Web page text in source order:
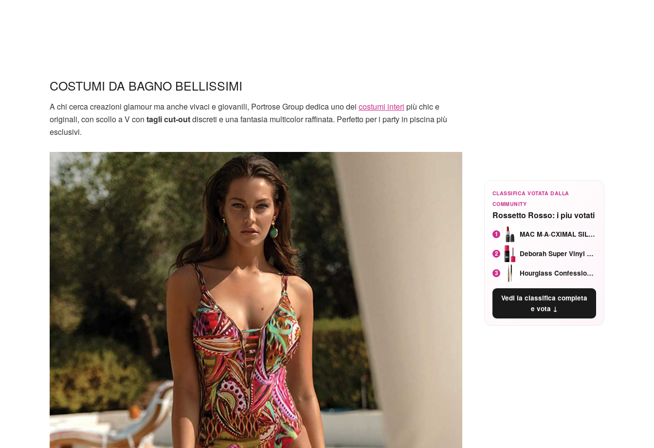
COSTUMI DA BAGNO BELLISSIMI
A chi cerca creazioni glamour ma anche vivaci e giovanili, Portrose Group dedica uno dei costumi interi più chic e
originali, con scollo a V con tagli cut-outdiscreti e una fantasia multicolor raffinata. Perfetto per i party in piscina più
esclusivi.
CLASSIFICA VOTATA DALLA
COMMUNITY
Rossetto Rosso: i piu votati
1 MAC M·A·CXIMAL SILKY MATTE Red Rock mat
2 Deborah Super Vinyl Shake Rosa Ciliegia
3 Hourglass Confession Ricaricabile Ultra Preciso Ad Alta Intensità Secretly Classic Red
Vedi la classifica completa
e vota ↓